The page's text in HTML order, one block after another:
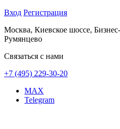
Вход Регистрация
Москва, Киевское шоссе,
Румянцево
Связаться с нами
+7 (495) 229-30-20
MAX
Telegram